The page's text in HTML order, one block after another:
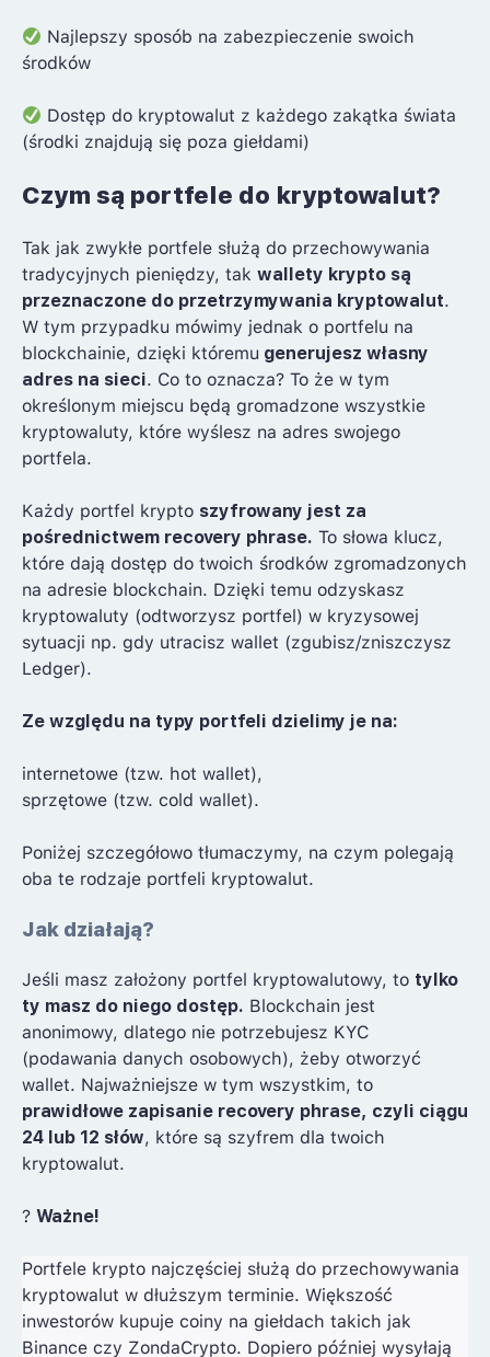
Najlepszy sposób na zabezpieczenie swoich
środków
Dostęp do kryptowalut z każdego zakątka świata
(środki znajdują się poza giełdami)
Czym są portfele do kryptowalut?
Tak jak zwykłe portfele służą do przechowywania
tradycyjnych pieniędzy, tak wallety krypto są
przeznaczone do przetrzymywania kryptowalut.
W tym przypadku mówimy jednak o portfelu na
blockchainie, dzięki któremu generujesz własny
adres na sieci. Co to oznacza? To że w tym
określonym miejscu będą gromadzone wszystkie
kryptowaluty, które wyślesz na adres swojego
portfela.
Każdy portfel krypto szyfrowany jest za
pośrednictwem recovery phrase. To słowa klucz,
które dają dostęp do twoich środków zgromadzonych
na adresie blockchain. Dzięki temu odzyskasz
kryptowaluty (odtworzysz portfel) w kryzysowej
sytuacji np. gdy utracisz wallet (zgubisz/zniszczysz
Ledger).
Ze względu na typy portfeli dzielimy je na:
internetowe (tzw. hot wallet),
sprzętowe (tzw. cold wallet).
Poniżej szczegółowo tłumaczymy, na czym polegają
oba te rodzaje portfeli kryptowalut.
Jak działają?
Jeśli masz założony portfel kryptowalutowy, to tylko
ty masz do niego dostęp. Blockchain jest
anonimowy, dlatego nie potrzebujesz KYC
(podawania danych osobowych), żeby otworzyć
wallet. Najważniejsze w tym wszystkim, to
prawidłowe zapisanie recovery phrase, czyli ciągu
24 lub 12 słów, które są szyfrem dla twoich
kryptowalut.
? Ważne!
Portfele krypto najczęściej służą do przechowywania
kryptowalut w dłuższym terminie. Większość
inwestorów kupuje coiny na giełdach takich jak
Binance czy ZondaCrypto. Dopiero później wysyłają